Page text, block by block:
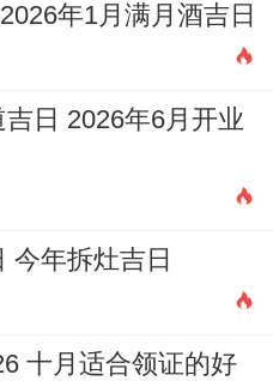
年1月满月酒吉日
日 2026年6月开业
今年拆灶吉日
十月适合领证的好